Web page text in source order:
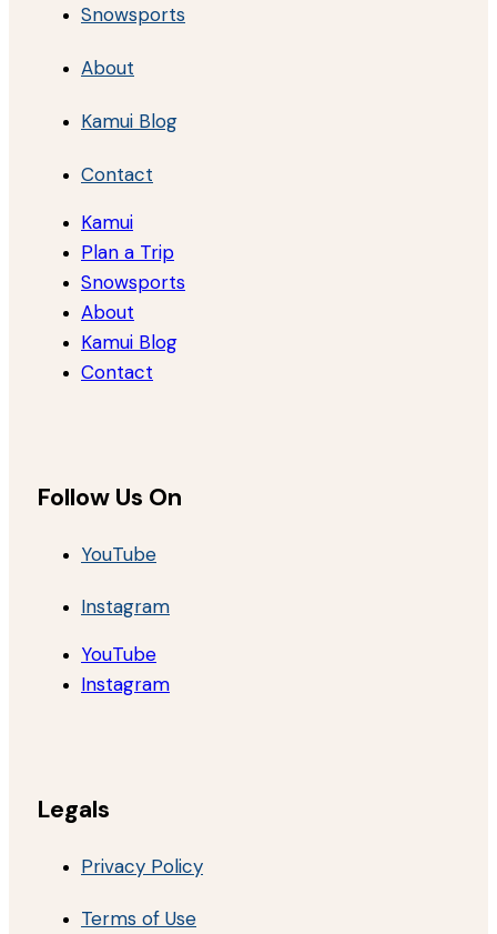
Snowsports
About
Kamui Blog
Contact
Kamui
Plan a Trip
Snowsports
About
Kamui Blog
Contact
Follow Us On
YouTube
Instagram
YouTube
Instagram
Legals
Privacy Policy
Terms of Use